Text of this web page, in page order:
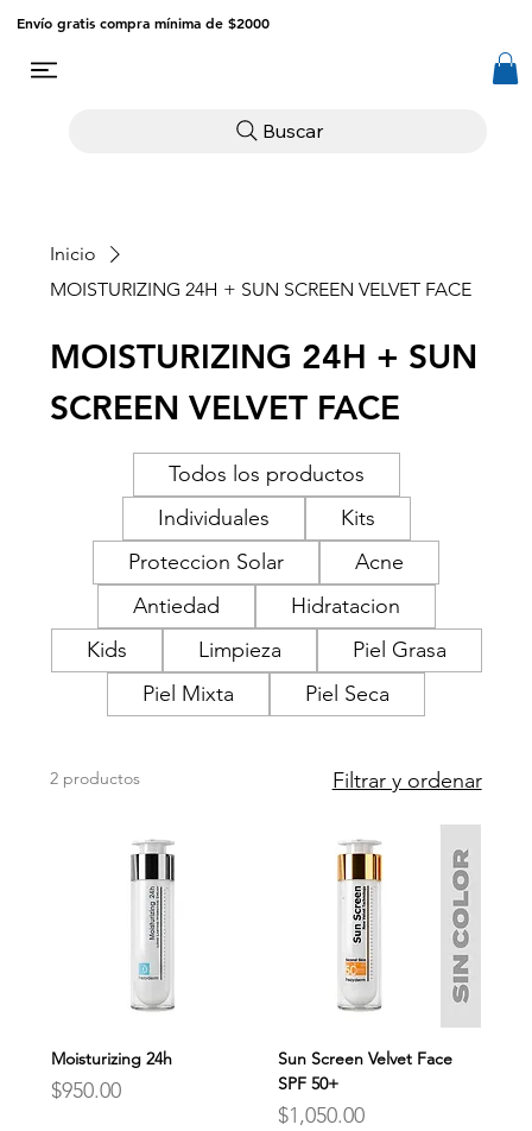
Envío gratis compra mínima de $2000
Buscar
Inicio
MOISTURIZING 24H + SUN SCREEN VELVET FACE
MOISTURIZING 24H + SUN
SCREEN VELVET FACE
Todos los productos
Individuales
Kits
Proteccion Solar
Acne
Antiedad
Hidratacion
Kids
Limpieza
Piel Grasa
Piel Mixta
Piel Seca
2 productos Filtrar y ordenar
Moisturizing 24h
Precio
$950.00
Sun Screen Velvet Face
SPF 50+
Precio
$1,050.00